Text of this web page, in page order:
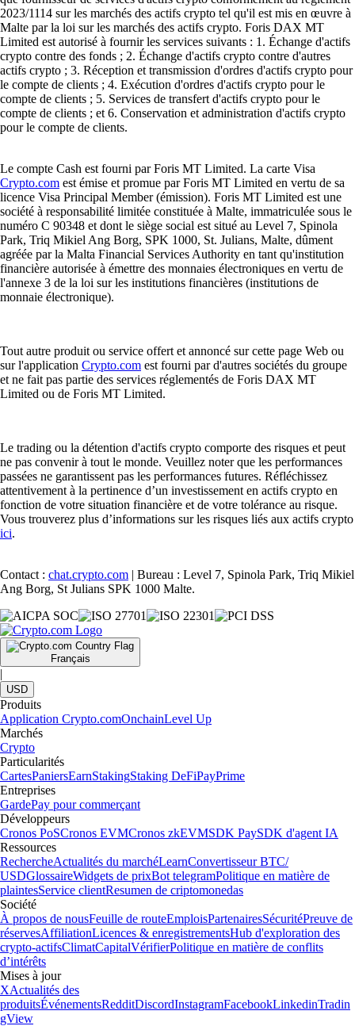
2023/1114 sur les marchés des actifs crypto tel qu'il est mis en œuvre à
Malte par la loi sur les marchés des actifs crypto. Foris DAX MT
Limited est autorisé à fournir les services suivants : 1. Échange d'actifs
crypto contre des fonds ; 2. Échange d'actifs crypto contre d'autres
actifs crypto ; 3. Réception et transmission d'ordres d'actifs crypto pour
le compte de clients ; 4. Exécution d'ordres d'actifs crypto pour le
compte de clients ; 5. Services de transfert d'actifs crypto pour le
compte de clients ; et 6. Conservation et administration d'actifs crypto
pour le compte de clients.
Le compte Cash est fourni par Foris MT Limited. La carte Visa
Crypto.com est émise et promue par Foris MT Limited en vertu de sa
licence Visa Principal Member (émission). Foris MT Limited est une
société à responsabilité limitée constituée à Malte, immatriculée sous le
numéro C 90348 et dont le siège social est situé au Level 7, Spinola
Park, Triq Mikiel Ang Borg, SPK 1000, St. Julians, Malte, dûment
agréée par la Malta Financial Services Authority en tant qu'institution
financière autorisée à émettre des monnaies électroniques en vertu de
l'annexe 3 de la loi sur les institutions financières (institutions de
monnaie électronique).
Tout autre produit ou service offert et annoncé sur cette page Web ou
sur l'application Crypto.com est fourni par d'autres sociétés du groupe
et ne fait pas partie des services réglementés de Foris DAX MT
Limited ou de Foris MT Limited.
Le trading ou la détention d'actifs crypto comporte des risques et peut
ne pas convenir à tout le monde. Veuillez noter que les performances
passées ne garantissent pas les performances futures. Réfléchissez
attentivement à la pertinence d’un investissement en actifs crypto en
fonction de votre situation financière et de votre tolérance au risque.
Vous trouverez plus d’informations sur les risques liés aux actifs crypto
ici.
Contact : chat.crypto.com | Bureau : Level 7, Spinola Park, Triq Mikiel
Ang Borg, St Julians SPK 1000 Malte.
Français
|
USD
Produits
Application Crypto.comOnchainLevel Up
Marchés
Crypto
Particularités
CartesPaniersEarnStakingStaking DeFiPayPrime
Entreprises
GardePay pour commerçant
Développeurs
Cronos PoSCronos EVMCronos zkEVMSDK PaySDK d'agent IA
Ressources
RechercheActualités du marchéLearnConvertisseur BTC/
USDGlossaireWidgets de prixBot telegramPolitique en matière de
plaintesService clientResumen de criptomonedas
Société
À propos de nousFeuille de routeEmploisPartenairesSécuritéPreuve de
réservesAffiliationLicences & enregistrementsHub d'exploration des
crypto-actifsClimatCapitalVérifierPolitique en matière de conflits
d’intérêts
Mises à jour
XActualités des
produitsÉvénementsRedditDiscordInstagramFacebookLinkedinTradin
gView